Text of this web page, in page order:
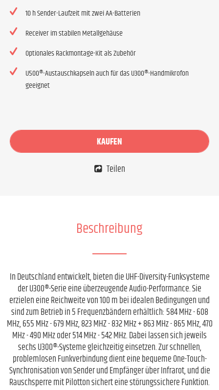
10 h Sender-Laufzeit mit zwei AA-Batterien
Receiver im stabilen Metallgehäuse
Optionales Rackmontage-Kit als Zubehör
U500®-Austauschkapseln auch für das U300®-Handmikrofon
geeignet
KAUFEN
Teilen
Beschreibung
In Deutschland entwickelt, bieten die UHF-Diversity-Funksysteme
der U300®-Serie eine überzeugende Audio-Performance. Sie
erzielen eine Reichweite von 100 m bei idealen Bedingungen und
sind zum Betrieb in 5 Frequenzbändern erhältlich: 584 MHz - 608
MHz, 655 MHz - 679 MHz, 823 MHZ - 832 MHz + 863 MHz - 865 MHz, 470
MHz - 490 MHz oder 514 MHz - 542 MHz. Dabei lassen sich jeweils
sechs U300®-Systeme gleichzeitig einsetzen. Zur schnellen,
problemlosen Funkverbindung dient eine bequeme One-Touch-
Synchronisation von Sender und Empfänger über Infrarot, und die
Rauschsperre mit Pilotton sichert eine störungssichere Funktion.